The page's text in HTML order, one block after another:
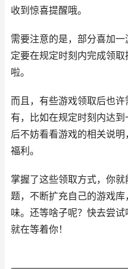
收到惊喜提醒哦。
需要注意的是，部分喜加
定要在规定时刻内完成领
啦。
而且，有些游戏领取后也
有，比如在规定时刻内达
后不妨看看游戏的相关说
福利。
掌握了这些领取方式，你
题，不断扩充自己的游戏
味。还等啥子呢？快去尝
就在等着你！